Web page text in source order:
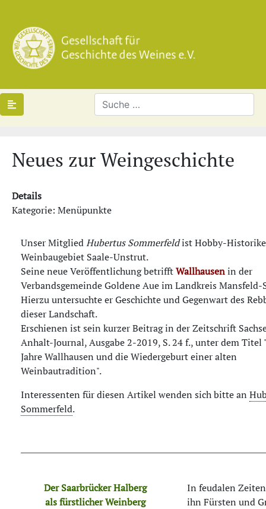
Neues zur Weingeschichte
Details
Kategorie: Menüpunkte
Unser MitgliedHubertus Sommerfeldist Hobby-
Weinbaugebiet Saale-Unstrut.
Seine neue Veröffentlichung betrifftWallhausenin der
Verbandsgemeinde Goldene Aue im Landkreis Mansfeld-
Hierzu untersuchte er Geschichte und Gegenwart des
dieser Landschaft.
Erschienen ist sein kurzer Beitrag in der Zeitschrift
Anhalt-Journal, Ausgabe 2-2019, S. 24 f., unter dem Titel
Jahre Wallhausen und die Wiedergeburt einer alten
Weinbautradition".
Interessenten für diesen Artikel wenden sich bitte an
Sommerfeld.
Der Saarbrücker Halberg
als fürstlicher Weinberg
In feudalen
ihn Fürsten und